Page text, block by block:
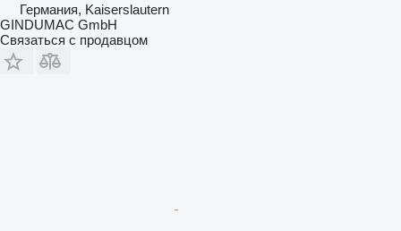
Германия, Kaiserslautern
GINDUMAC GmbH
Связаться с продавцом